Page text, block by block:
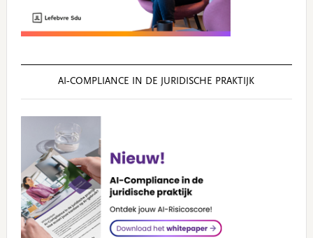
AI‑COMPLIANCE IN DE JURIDISCHE PRAKTIJK